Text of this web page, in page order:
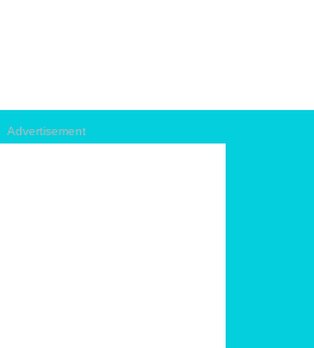
Advertisement